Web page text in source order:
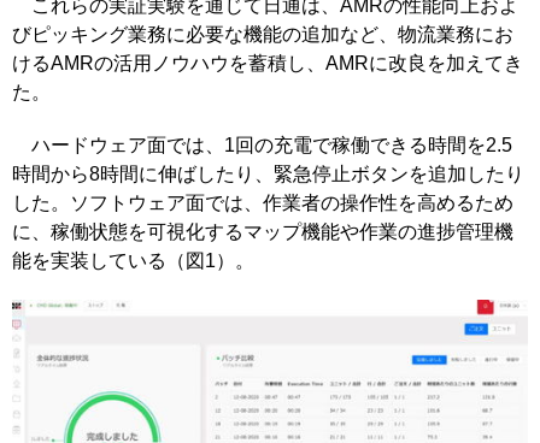
これらの実証実験を通じて日通は、AMRの性能向上およ
びピッキング業務に必要な機能の追加など、物流業務にお
けるAMRの活用ノウハウを蓄積し、AMRに改良を加えてき
た。
ハードウェア面では、1回の充電で稼働できる時間を2.5
時間から8時間に伸ばしたり、緊急停止ボタンを追加したり
した。ソフトウェア面では、作業者の操作性を高めるため
に、稼働状態を可視化するマップ機能や作業の進捗管理機
能を実装している（図1）。